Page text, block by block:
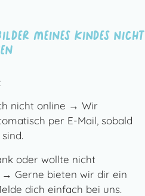
meines Kindes nicht
nicht online → Wir
per E-Mail, sobald
oder wollte nicht
Gerne bieten wir dir ein
dich einfach bei uns.